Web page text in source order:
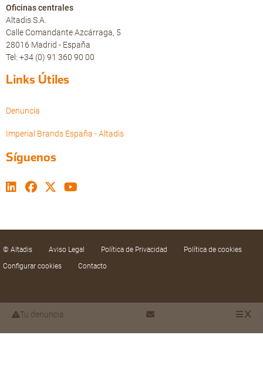
Tu denuncia
Oficinas centrales
Altadis S.A.
Calle Comandante Azcárraga, 5
28016 Madrid - España
Tel: +34 (0) 91 360 90 00
Links Útiles
Denuncia
Imperial Brands España - Altadis
Síguenos
© Altadis Aviso Legal Política de Privacidad
Política de cookies
Configurar cookies
Contacto